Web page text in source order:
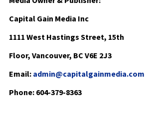
Capital Gain Media Inc
1111 West Hastings Street, 15th
Floor, Vancouver, BC V6E 2J3
Email: admin@capitalgainmedia.com
Phone: 604-379-8363